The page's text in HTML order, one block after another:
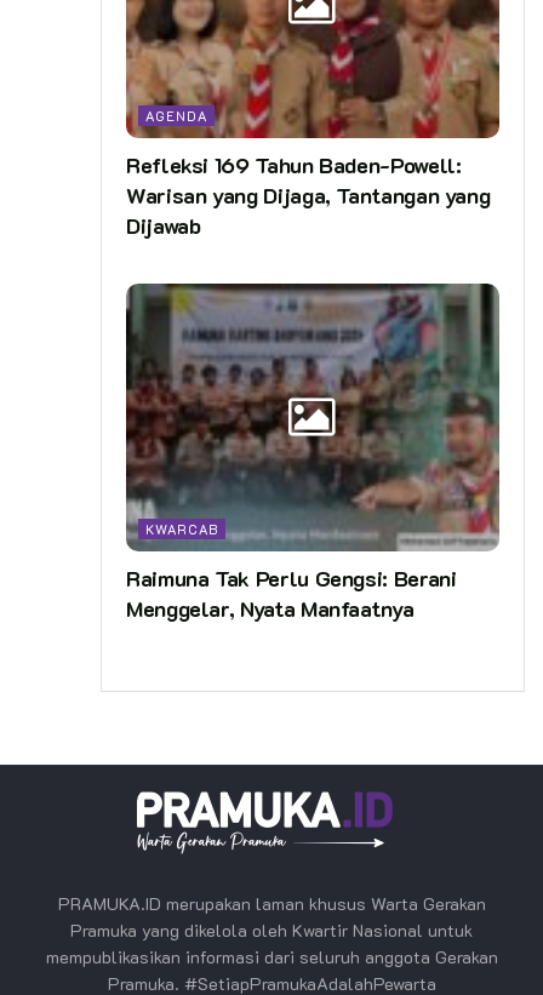
AGENDA
Refleksi 169 Tahun Baden-Powell:
Warisan yang Dijaga, Tantangan yang
Dijawab
KWARCAB
Raimuna Tak Perlu Gengsi: Berani
Menggelar, Nyata Manfaatnya
PRAMUKA.ID merupakan laman khusus Warta Gerakan
Pramuka yang dikelola oleh Kwartir Nasional untuk
mempublikasikan informasi dari seluruh anggota Gerakan
Pramuka. #SetiapPramukaAdalahPewarta